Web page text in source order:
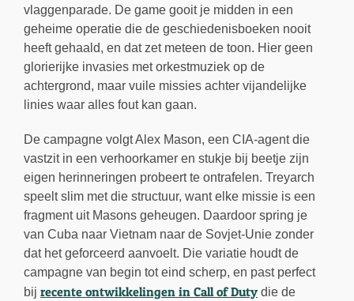
vlaggenparade. De game gooit je midden in een
geheime operatie die de geschiedenisboeken nooit
heeft gehaald, en dat zet meteen de toon. Hier geen
glorierijke invasies met orkestmuziek op de
achtergrond, maar vuile missies achter vijandelijke
linies waar alles fout kan gaan.
De campagne volgt Alex Mason, een CIA-agent die
vastzit in een verhoorkamer en stukje bij beetje zijn
eigen herinneringen probeert te ontrafelen. Treyarch
speelt slim met die structuur, want elke missie is een
fragment uit Masons geheugen. Daardoor spring je
van Cuba naar Vietnam naar de Sovjet-Unie zonder
dat het geforceerd aanvoelt. Die variatie houdt de
campagne van begin tot eind scherp, en past perfect
bij recente ontwikkelingen in Call of Duty die de